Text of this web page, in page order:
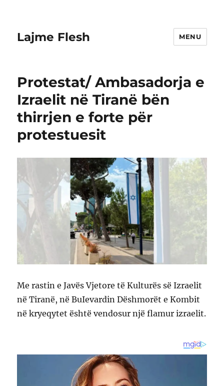
Lajme Flesh MENU
Protestat/ Ambasadorja e
Izraelit në Tiranë bën
thirrjen e forte për
protestuesit
Me rastin e Javës Vjetore të Kulturës së Izraelit
në Tiranë, në BuIevardin Dëshmorët e Kombit
në kryeqytet është vendosur një flamur izraelit.